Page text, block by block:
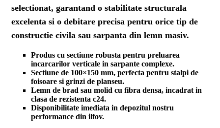
selectionat, garantand o stabilitate structurala
excelenta si o debitare precisa pentru orice tip de
constructie civila sau sarpanta din lemn masiv.
Produs cu sectiune robusta pentru preluarea
incarcarilor verticale in sarpante complexe.
Sectiune de 100×150 mm, perfecta pentru stalpi de
foisoare si grinzi de planseu.
Lemn de brad sau molid cu fibra densa, incadrat in
clasa de rezistenta c24.
Disponibilitate imediata in depozitul nostru
performance din ilfov.